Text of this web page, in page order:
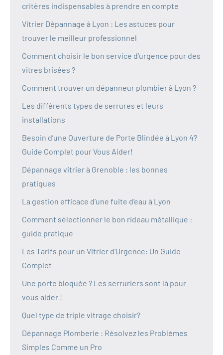
critères indispensables à prendre en compte
Vitrier Dépannage à Lyon : Les astuces pour
trouver le meilleur professionnel
Comment choisir le bon service d’urgence pour des
vitres brisées ?
Comment trouver un dépanneur plombier à Lyon ?
Les différents types de serrures et leurs
installations
Besoin d’une Ouverture de Porte Blindée à Lyon 4?
Guide Complet pour Vous Aider!
Dépannage vitrier à Grenoble : les bonnes
pratiques
La gestion efficace d’une fuite d’eau à Lyon
Comment sélectionner le bon rideau métallique :
guide pratique
Les Tarifs pour un Vitrier d’Urgence: Un Guide
Complet
Une porte bloquée ? Les serruriers sont là pour
vous aider !
Quel type de triple vitrage choisir?
Dépannage Plomberie : Résolvez les Problèmes
Simples Comme un Pro